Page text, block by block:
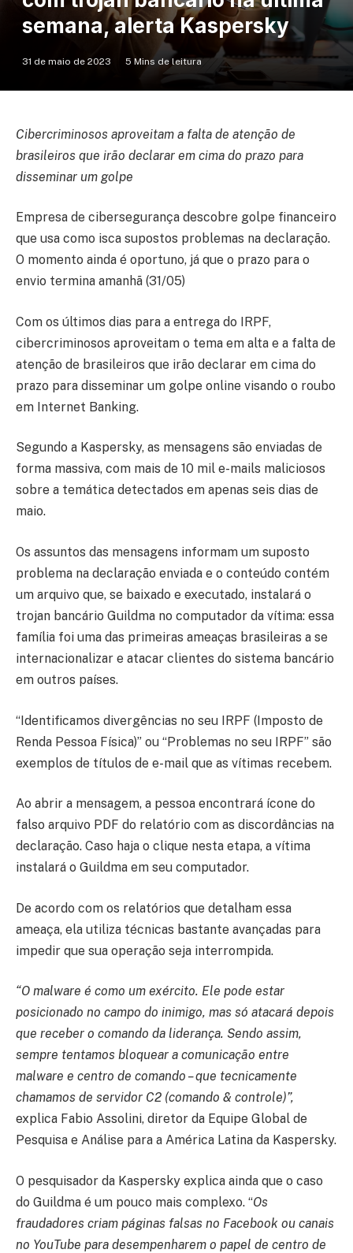
semana, alerta Kaspersky
31 de maio de 2023 5 Mins de leitura
Cibercriminosos aproveitam a falta de atenção de
brasileiros que irão declarar em cima do prazo para
disseminar um golpe
Empresa de cibersegurança descobre golpe financeiro
que usa como isca supostos problemas na declaração.
O momento ainda é oportuno, já que o prazo para o
envio termina amanhã (31/05)
Com os últimos dias para a entrega do IRPF,
cibercriminosos aproveitam o tema em alta e a falta de
atenção de brasileiros que irão declarar em cima do
prazo para disseminar um golpe online visando o roubo
em Internet Banking.
Segundo a Kaspersky, as mensagens são enviadas de
forma massiva, com mais de 10 mil e-mails maliciosos
sobre a temática detectados em apenas seis dias de
maio.
Os assuntos das mensagens informam um suposto
problema na declaração enviada e o conteúdo contém
um arquivo que, se baixado e executado, instalará o
trojan bancário Guildma no computador da vítima: essa
família foi uma das primeiras ameaças brasileiras a se
internacionalizar e atacar clientes do sistema bancário
em outros países.
“Identificamos divergências no seu IRPF (Imposto de
Renda Pessoa Física)” ou “Problemas no seu IRPF” são
exemplos de títulos de e-mail que as vítimas recebem.
Ao abrir a mensagem, a pessoa encontrará ícone do
falso arquivo PDF do relatório com as discordâncias na
declaração. Caso haja o clique nesta etapa, a vítima
instalará o Guildma em seu computador.
De acordo com os relatórios que detalham essa
ameaça, ela utiliza técnicas bastante avançadas para
impedir que sua operação seja interrompida.
“O malware é como um exército. Ele pode estar
posicionado no campo do inimigo, mas só atacará depois
que receber o comando da liderança. Sendo assim,
sempre tentamos bloquear a comunicação entre
malware e centro de comando – que tecnicamente
chamamos de servidor C2 (comando & controle)”,
explica Fabio Assolini, diretor da Equipe Global de
Pesquisa e Análise para a América Latina da Kaspersky.
O pesquisador da Kaspersky explica ainda que o caso
do Guildma é um pouco mais complexo. “Os
fraudadores criam páginas falsas no Facebook ou canais
no YouTube para desempenharem o papel de centro de